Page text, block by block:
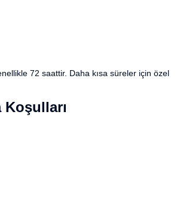
72 saattir. Daha kısa süreler için özel